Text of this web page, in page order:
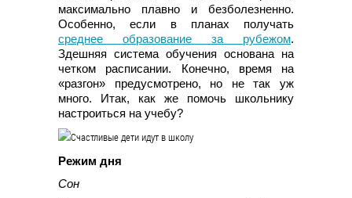
максимально плавно и безболезненно.
Особенно, если в планах получать
среднее образование за рубежом.
Здешняя система обучения основана на
четком расписании. Конечно, время на
«разгон» предусмотрено, но не так уж
много. Итак, как же помочь школьнику
настроиться на учебу?
Режим дня
Сон